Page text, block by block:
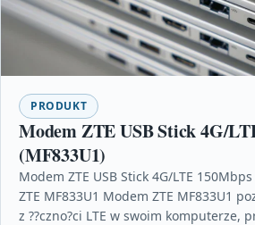
PRODUKT
Modem ZTE USB Stick 4G/
(MF833U1)
Modem ZTE USB Stick 4G/LTE
ZTE MF833U1 Modem ZTE MF833U1
z ??czno?ci LTE w swoim komputerze,